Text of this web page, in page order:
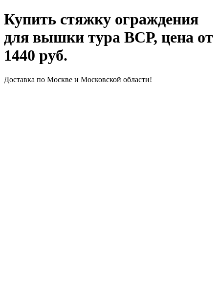
Купить стяжку ограждения
для вышки тура ВСР, цена от
1440 руб.
Доставка по Москве и Московской области!